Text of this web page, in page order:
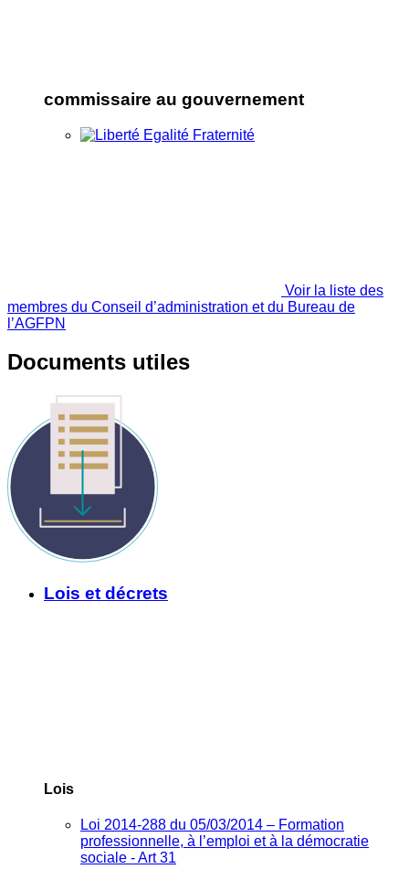
commissaire au gouvernement
Voir la liste des
membres du Conseil d’administration et du Bureau de
l’AGFPN
Documents utiles
Lois et décrets
Lois
Loi 2014-288 du 05/03/2014 – Formation
professionnelle, à l’emploi et à la démocratie
sociale - Art 31